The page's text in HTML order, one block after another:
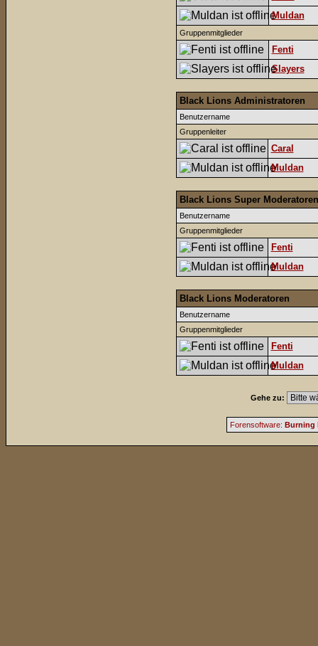
Muldan
Gruppenmitglieder
Fenti
Slayers
Black Lions Administratoren
Benutzername
Gruppenleiter
Caral
Muldan
Black Lions Super Moderatoren
Benutzername
Gruppenmitglieder
Fenti
Muldan
Black Lions Moderatoren
Benutzername
Gruppenmitglieder
Fenti
Muldan
Gehe zu:
Forensoftware: Burning